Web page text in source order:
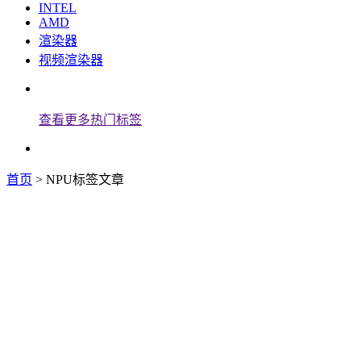
INTEL
AMD
渲染器
视频渲染器
查看更多热门标签
首页 > NPU标签文章